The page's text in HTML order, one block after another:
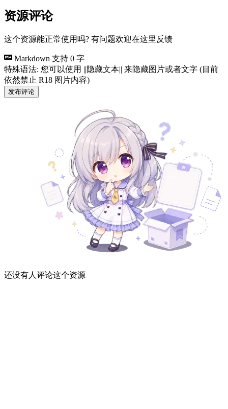
资源评论
这个资源能正常使用吗? 有问题欢迎在这里反馈
Markdown 支持 0 字
特殊语法: 您可以使用 ||隐藏文本|| 来隐藏图片或者文字 (目前
依然禁止 R18 图片内容)
发布评论
还没有人评论这个资源